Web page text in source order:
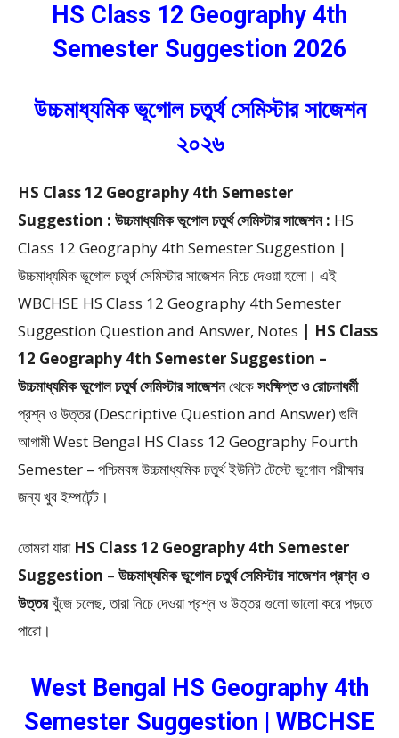
HS Class 12 Geography 4th
Semester Suggestion 2026
উচ্চমাধ্যমিক ভূগোল চতুর্থ সেমিস্টার সাজেশন
২০২৬
HS Class 12 Geography 4th Semester
Suggestion : উচ্চমাধ্যমিক ভূগোল চতুর্থ সেমিস্টার সাজেশন : HS
Class 12 Geography 4th Semester Suggestion |
উচ্চমাধ্যমিক ভূগোল চতুর্থ সেমিস্টার সাজেশন নিচে দেওয়া হলো। এই
WBCHSE HS Class 12 Geography 4th Semester
Suggestion Question and Answer, Notes | HS Class
12 Geography 4th Semester Suggestion –
উচ্চমাধ্যমিক ভূগোল চতুর্থ সেমিস্টার সাজেশনথেকেসংক্ষিপ্ত ও রোচনাধর্মী
প্রশ্ন ও উত্তর (Descriptive Question and Answer) গুলি
আগামী West Bengal HS Class 12 Geography Fourth
Semester – পশ্চিমবঙ্গ উচ্চমাধ্যমিক চতুর্থ ইউনিট টেস্টে ভূগোল পরীক্ষার
জন্য খুব ইম্পর্টেন্ট।
তোমরা যারা HS Class 12 Geography 4th Semester
Suggestion – উচ্চমাধ্যমিক ভূগোল চতুর্থ সেমিস্টার সাজেশন প্রশ্ন ও
উত্তরখুঁজে চলেছ, তারা নিচে দেওয়া প্রশ্ন ও উত্তর গুলো ভালো করে পড়তে
পারো।
West Bengal HS Geography 4th
Semester Suggestion | WBCHSE